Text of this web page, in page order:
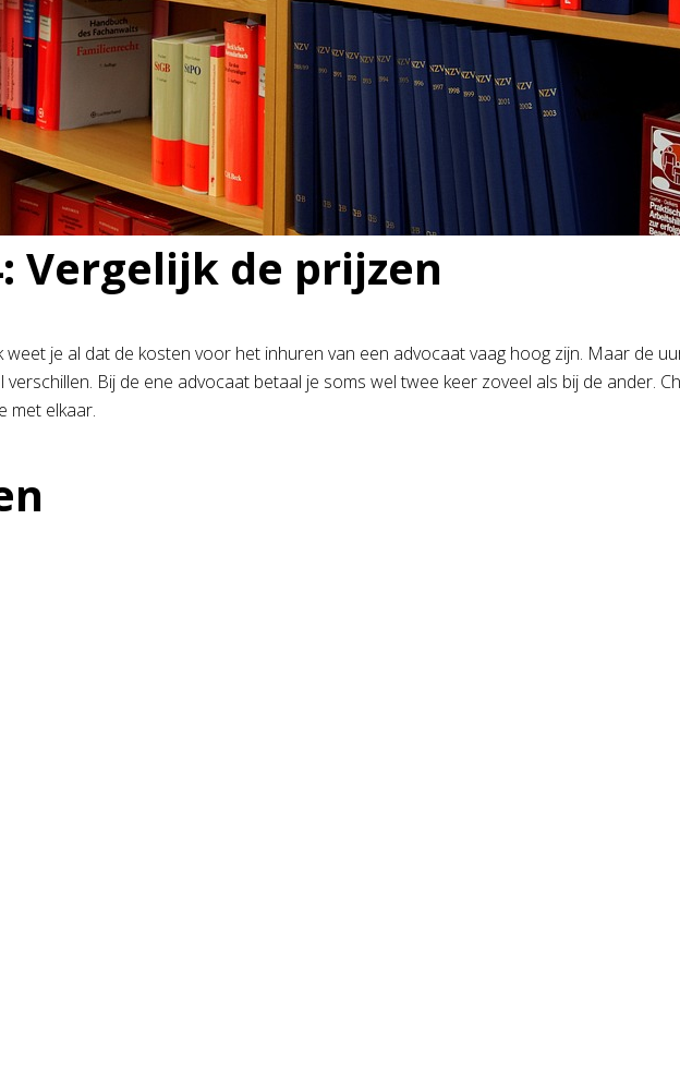
Vergelijk de prijzen
weet je al dat de kosten voor het inhuren van een advocaat vaag hoog zijn. Maar de
verschillen. Bij de ene advocaat betaal je soms wel twee keer zoveel als bij de ander.
met elkaar.